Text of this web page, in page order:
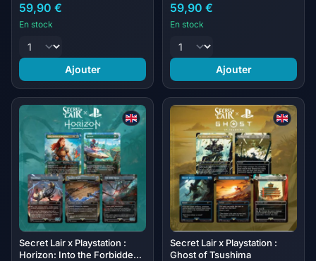
59,90 €
En stock
Ajouter
59,90 €
En stock
Ajouter
Secret Lair x Playstation :
Horizon: Into the Forbidden
Secret Lair x Playstation :
Ghost of Tsushima